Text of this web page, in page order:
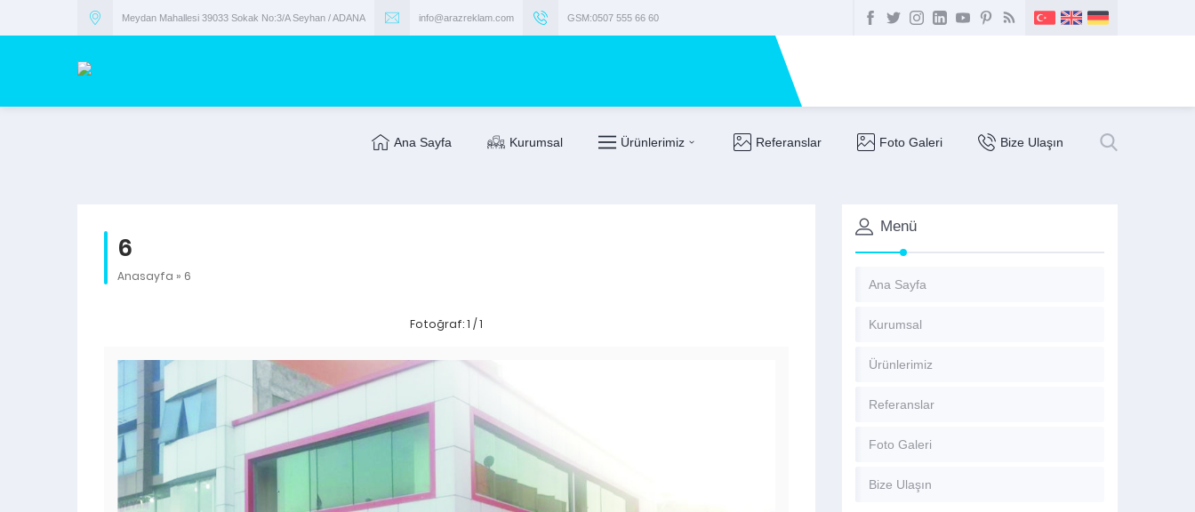
Meydan Mahallesi 39033 Sokak No:3/A Seyhan / ADANA info@arazreklam.com GSM:0507 555 66 60
Ana Sayfa Kurumsal Ürünlerimiz Referanslar Foto Galeri Bize Ulaşın
6
Anasayfa » 6
Fotoğraf: 1 / 1
Menü
Ana Sayfa
Kurumsal
Ürünlerimiz
Referanslar
Foto Galeri
Bize Ulaşın